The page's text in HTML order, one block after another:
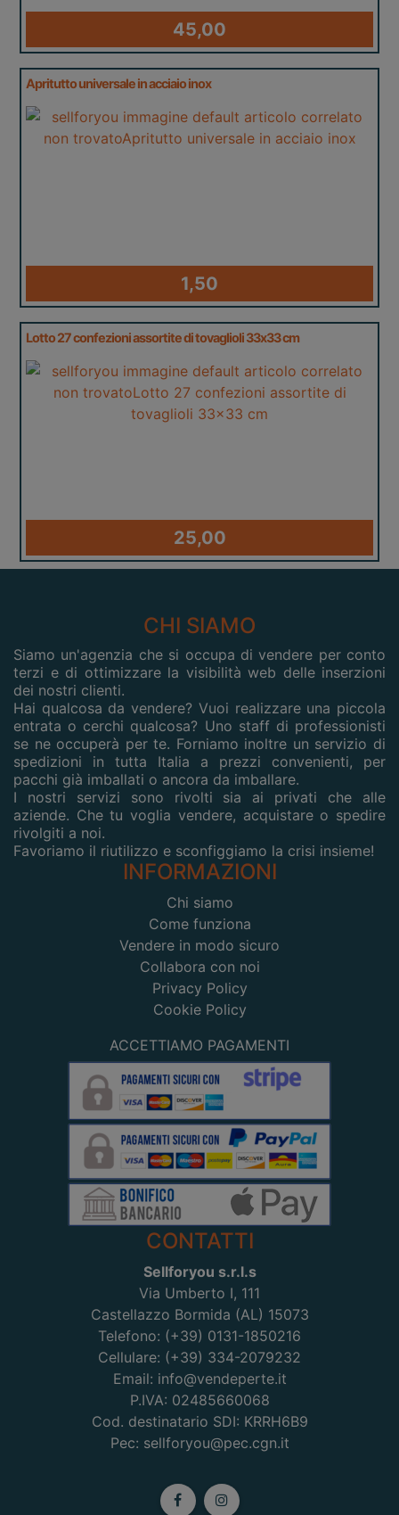
45,00
Apritutto universale in acciaio inox
1,50
Lotto 27 confezioni assortite di tovaglioli 33x33 cm
25,00
CHI SIAMO
Siamo un'agenzia che si occupa di vendere per conto
terzi e di ottimizzare la visibilità web delle inserzioni
dei nostri clienti.
Hai qualcosa da vendere? Vuoi realizzare una piccola
entrata o cerchi qualcosa? Uno staff di professionisti
se ne occuperà per te. Forniamo inoltre un servizio di
spedizioni in tutta Italia a prezzi convenienti, per
pacchi già imballati o ancora da imballare.
I nostri servizi sono rivolti sia ai privati che alle
aziende. Che tu voglia vendere, acquistare o spedire
rivolgiti a noi.
Favoriamo il riutilizzo e sconfiggiamo la crisi insieme!
INFORMAZIONI
Chi siamo
Come funziona
Vendere in modo sicuro
Collabora con noi
Privacy Policy
Cookie Policy
ACCETTIAMO PAGAMENTI
CONTATTI
Sellforyou s.r.l.s
Via Umberto I, 111
Castellazzo Bormida (AL) 15073
Telefono: (+39) 0131-1850216
Cellulare: (+39) 334-2079232
Email: info@vendeperte.it
P.IVA: 02485660068
Cod. destinatario SDI: KRRH6B9
Pec: sellforyou@pec.cgn.it